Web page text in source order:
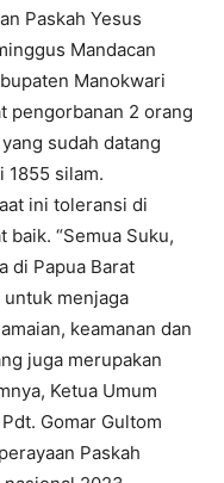
Paskah Yesus
Mandacan
Manokwari
pengorbanan 2 orang
sudah datang
1855 silam.
ini toleransi di
baik. “Semua Suku,
di Papua Barat
menjaga
keamanan dan
juga merupakan
Ketua Umum
Gomar Gultom
Paskah